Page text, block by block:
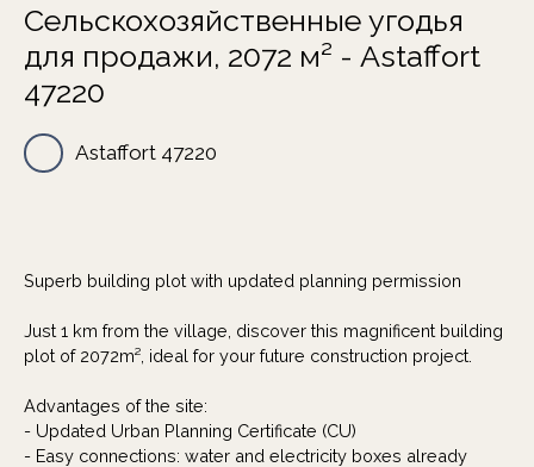
Сельскохозяйственные угодья
для продажи, 2072 м² - Astaffort
47220
Astaffort 47220
Superb building plot with updated planning permission
Just 1 km from the village, discover this magnificent building
plot of 2072m², ideal for your future construction project.
Advantages of the site:
- Updated Urban Planning Certificate (CU)
- Easy connections: water and electricity boxes already